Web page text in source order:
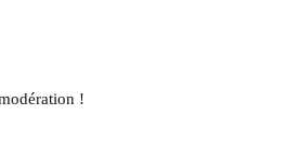
!